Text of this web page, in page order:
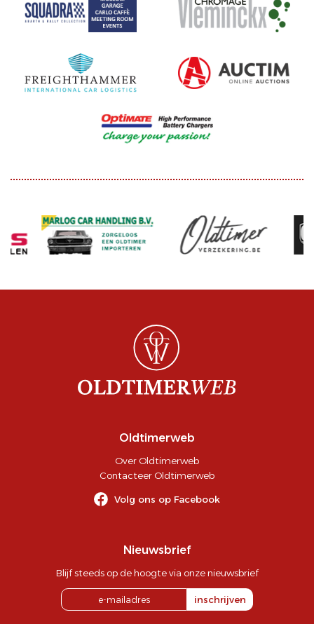
Oldtimerweb
Over Oldtimerweb
Contacteer Oldtimerweb
Volg ons op Facebook
Nieuwsbrief
Blijf steeds op de hoogte via onze nieuwsbrief
inschrijven